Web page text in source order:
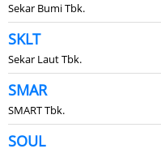
Sekar Bumi Tbk.
SKLT
Sekar Laut Tbk.
SMAR
SMART Tbk.
SOUL